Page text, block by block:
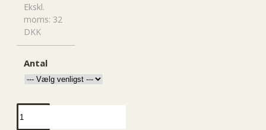
Ekskl.
moms: 32
DKK
Antal